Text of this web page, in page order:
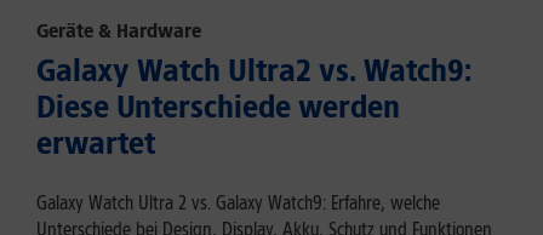
Geräte & Hardware
Galaxy Watch Ultra2 vs. Watch9:
Diese Unterschiede werden
erwartet
Galaxy Watch Ultra 2 vs. Galaxy Watch9: Erfahre, welche
Unterschiede bei Design, Display, Akku, Schutz und Funktionen